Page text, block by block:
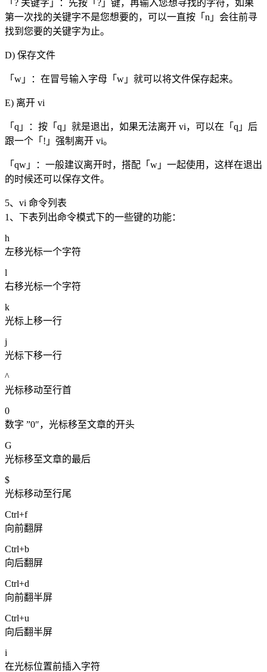
「? 关键字」：先按「?」键，再输入您想寻找的字符，如果
第一次找的关键字不是您想要的，可以一直按「n」会往前寻
找到您要的关键字为止。
D) 保存文件
「w」：在冒号输入字母「w」就可以将文件保存起来。
E) 离开 vi
「q」：按「q」就是退出，如果无法离开 vi，可以在「q」后
跟一个「!」强制离开 vi。
「qw」：一般建议离开时，搭配「w」一起使用，这样在退出
的时候还可以保存文件。
5、vi 命令列表
1、下表列出命令模式下的一些键的功能：
h
左移光标一个字符
l
右移光标一个字符
k
光标上移一行
j
光标下移一行
^
光标移动至行首
0
数字 ”0″，光标移至文章的开头
G
光标移至文章的最后
$
光标移动至行尾
Ctrl+f
向前翻屏
Ctrl+b
向后翻屏
Ctrl+d
向前翻半屏
Ctrl+u
向后翻半屏
i
在光标位置前插入字符